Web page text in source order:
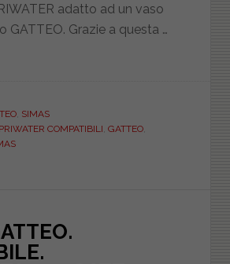
adatto ad un vaso
GATTEO. Grazie a questa …
, SIMAS
COMPATIBILI GATTEO,